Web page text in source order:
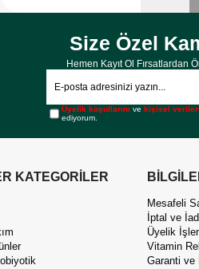
Size Özel
Hemen Kayıt Ol Fırsatlardan
Üyelik koşullarını vekişisel
ediyorum.
KATEGORİLER
Mesafeli
İptal ve
Üyelik
Vitamin
Garanti ve